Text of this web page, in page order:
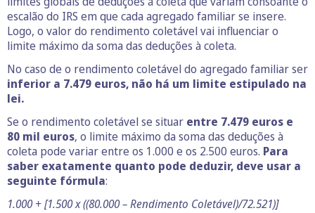
escalão do IRS em que cada agregado familiar se insere.
Logo, o valor do rendimento coletável vai influenciar o
limite máximo da soma das deduções à coleta.
No caso de o rendimento coletável do agregado familiar ser
inferior a 7.479 euros, não há um limite estipulado na
lei.
Se o rendimento coletável se situar entre 7.479 euros e
80 mil euros, o limite máximo da soma das deduções à
coleta pode variar entre os 1.000 e os 2.500 euros. Para
saber exatamente quanto pode deduzir, deve usar a
seguinte fórmula:
1.000 + [1.500 x ((80.000 – Rendimento Coletável)/72.521)]